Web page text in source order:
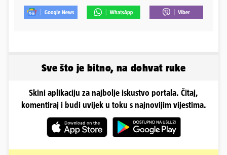
Sve što je bitno, na dohvat ruke
Skini aplikaciju za najbolje iskustvo portala. Čitaj,
komentiraj i budi uvijek u toku s najnovijim vijestima.